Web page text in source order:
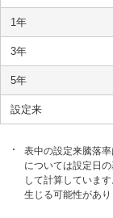
1年
3年
5年
設定来
表中の設定来騰落
については設定日
して計算していま
生じる可能性があり